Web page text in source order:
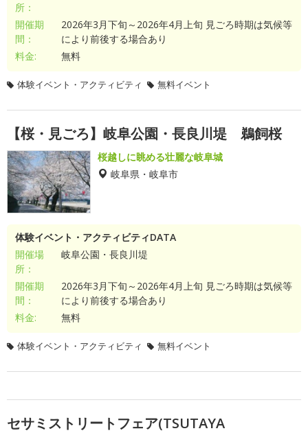
所：
開催期
間：
2026年3月下旬～2026年4月上旬 見ごろ時期は気候等
により前後する場合あり
料金:
無料
体験イベント・アクティビティ 無料イベント
【桜・見ごろ】岐阜公園・長良川堤 鵜飼桜
桜越しに眺める壮麗な岐阜城
岐阜県・岐阜市
体験イベント・アクティビティDATA
開催場
所：
岐阜公園・長良川堤
開催期
間：
2026年3月下旬～2026年4月上旬 見ごろ時期は気候等
により前後する場合あり
料金:
無料
体験イベント・アクティビティ 無料イベント
セサミストリートフェア(TSUTAYA